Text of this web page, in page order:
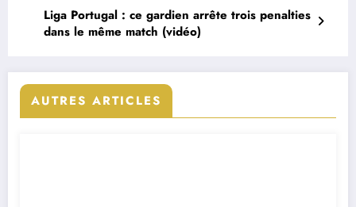
Liga Portugal : ce gardien arrête trois penalties
dans le même match (vidéo)
AUTRES ARTICLES